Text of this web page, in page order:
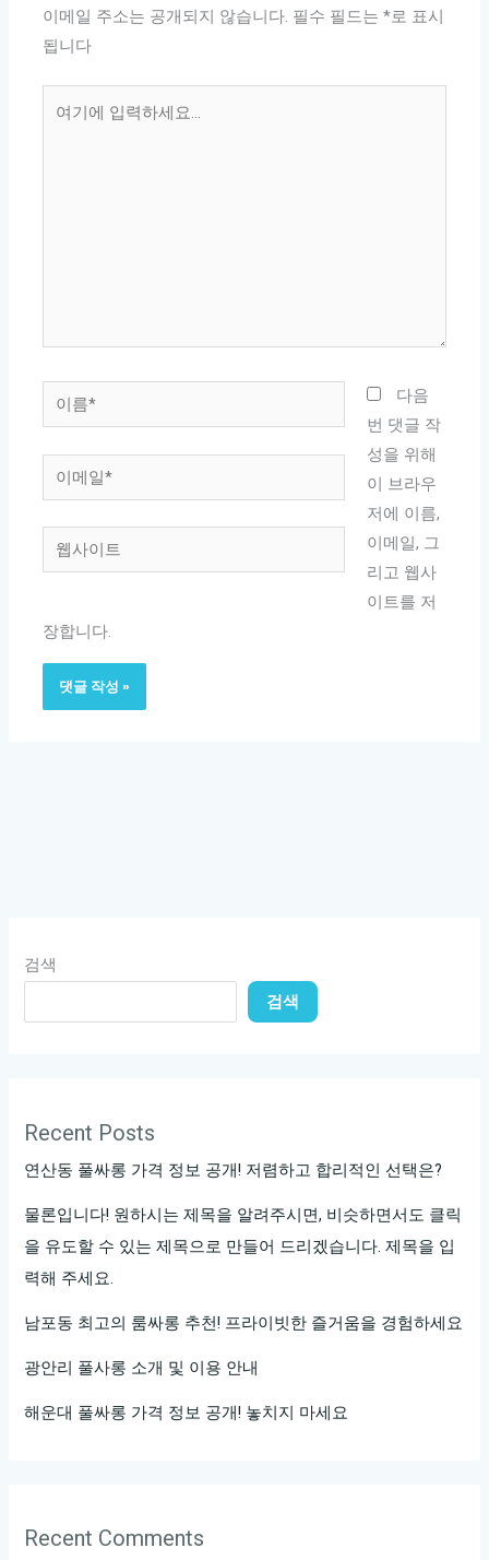
이메일 주소는 공개되지 않습니다. 필수 필드는*로 표시
됩니다
름
*
메
일
웹
사
트
다음
번 댓글 작
성을 위해
이 브라우
저에 이름,
이메일, 그
리고 웹사
이트를 저
장합니다.
검색
검색
Recent Posts
연산동 풀싸롱 가격 정보 공개! 저렴하고 합리적인 선택은?
물론입니다! 원하시는 제목을 알려주시면, 비슷하면서도 클릭
을 유도할 수 있는 제목으로 만들어 드리겠습니다. 제목을 입
력해 주세요.
남포동 최고의 룸싸롱 추천! 프라이빗한 즐거움을 경험하세요
광안리 풀사롱 소개 및 이용 안내
해운대 풀싸롱 가격 정보 공개! 놓치지 마세요
Recent Comments